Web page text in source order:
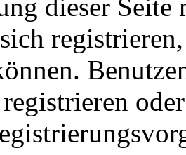
dieser Seite